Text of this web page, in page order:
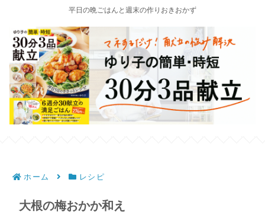
平日の晩ごはんと週末の作りおきおかず
ホーム レシピ
大根の梅おかか和え